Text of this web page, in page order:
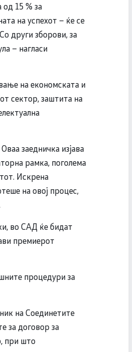
15 % за
на успехот – ќе се
други зборови, за
– нагласи
на економската и
сектор, заштита на
заедничка изјава
рамка, поголема
Искрена
на овој процес,
процедури за
на Соединетите
за договор за
при што